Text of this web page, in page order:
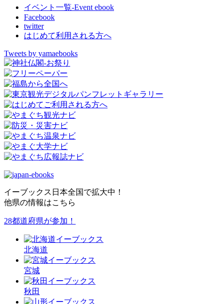
イベント一覧-Event ebook
Facebook
twitter
はじめて利用される方へ
Tweets by yamaebooks
イーブックス日本全国で拡大中！
他県の情報はこちら
28都道府県が参加！
北海道
宮城
秋田